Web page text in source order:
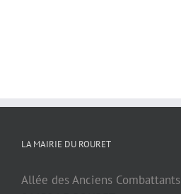
LA MAIRIE DU ROURET
Allée des Anciens Combattants